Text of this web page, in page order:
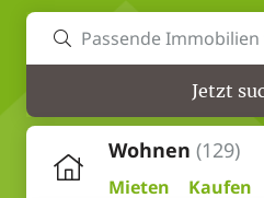
Wohnen (129)
Mieten Kaufen